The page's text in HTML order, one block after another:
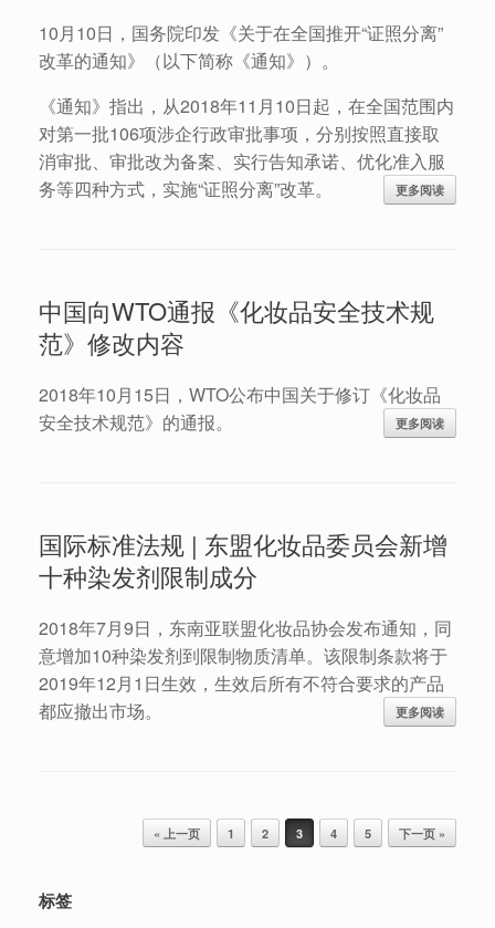
10月10日，国务院印发《关于在全国推开“证照分离”
改革的通知》（以下简称《通知》）。
《通知》指出，从2018年11月10日起，在全国范围内
对第一批106项涉企行政审批事项，分别按照直接取
消审批、审批改为备案、实行告知承诺、优化准入服
务等四种方式，实施“证照分离”改革。
更多阅读
中国向WTO通报《化妆品安全技术规
范》修改内容
2018年10月15日，WTO公布中国关于修订《化妆品
安全技术规范》的通报。
更多阅读
国际标准法规 | 东盟化妆品委员会新增
十种染发剂限制成分
2018年7月9日，东南亚联盟化妆品协会发布通知，同
意增加10种染发剂到限制物质清单。该限制条款将于
2019年12月1日生效，生效后所有不符合要求的产品
都应撤出市场。
更多阅读
« 上一页 1 2 3 4 5 下一页 »
标签